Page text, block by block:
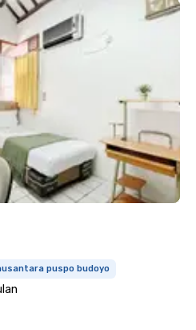
puspo budoyo